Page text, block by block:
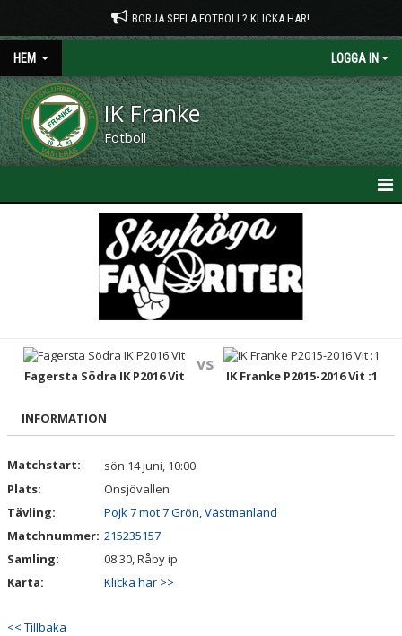
BÖRJA SPELA FOTBOLL? KLICKA HÄR!
HEM LOGGA IN
IK Franke
Fotboll
PLANTIDER
KALENDER
DOKUMENT
VÅRA LAG/TRÄNARE
MATCHER
Fagersta Södra IK P2016 Vit
vs
IK Franke P2015-2016 Vit :1
INFORMATION
Matchstart:
sön 14 juni, 10:00
Plats:
Onsjövallen
Tävling:
Pojk 7 mot 7 Grön, Västmanland
Matchnummer: 215235157
Samling:
08:30, Råby ip
Karta:
Klicka här >>
<< Tillbaka